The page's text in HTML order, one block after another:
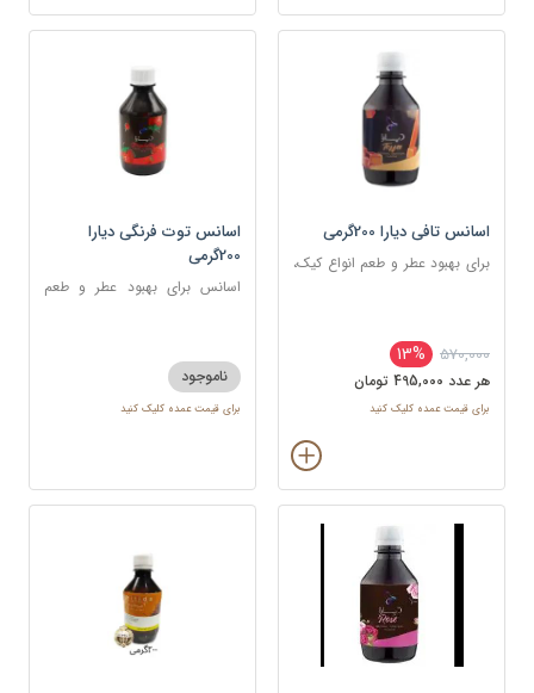
اسانس تافی دیارا 200گرمی
برای بهبود عطر و طعم انواع کیک،
570,000
13%
هر عدد 495,000 تومان
برای قیمت عمده کلیک کنید
اسانس توت فرنگی دیارا
200گرمی
اسانس برای بهبود عطر و طعم
ناموجود
برای قیمت عمده کلیک کنید